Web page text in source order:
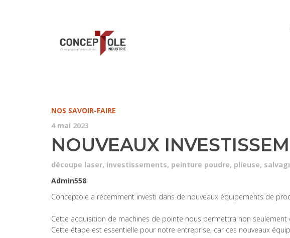
NOS SAVOIR-FAIRE
4 mai 2023
NOUVEAUX
découpe laser, investissements, peinture poudre, plieuse,
Admin558
Conceptole a récemment investi dans de nouveaux équipements de
Cette acquisition de machines de pointe nous permettra non
Cette étape est essentielle pour notre entreprise, car ces nouveaux